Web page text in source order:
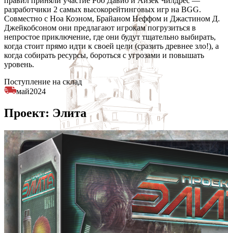
разработчики 2 самых высокорейтинговых игр на BGG.
Совместно с Ноа Коэном, Брайаном Неффом и Джастином Д.
Джейкобсоном они предлагают игрокам погрузиться в
непростое приключение, где они будут тщательно выбирать,
когда стоит прямо идти к своей цели (сразить древнее зло!), а
когда собирать ресурсы, бороться с угрозами и повышать
уровень.
Поступление на склад
май2024
Проект: Элита